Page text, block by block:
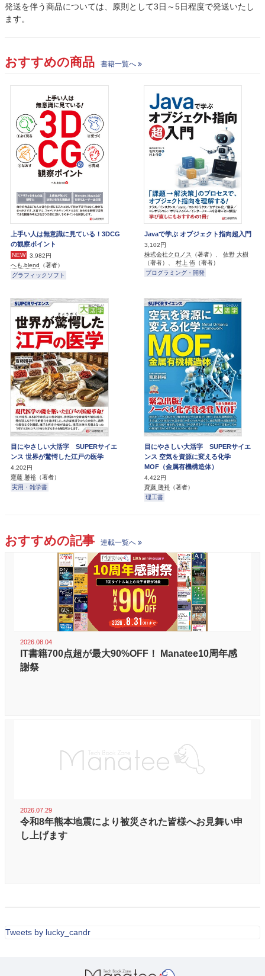
発送を伴う商品については、原則として3日～5日程度で発送いたし
ます。
おすすめの商品 書籍一覧へ
上手い人は無意識に見ている！3DCG
の観察ポイント
NEW
3,982円
へも.blend （著者）
グラフィックソフト
Javaで学ぶ オブジェクト指向超入門
3,102円
株式会社クロノス
（著者）、 佐野 大樹
（著者）、 村上 侑 （著者）
プログラミング・開発
目にやさしい大活字 SUPERサイエ
ンス 世界が驚愕した江戸の医学
4,202円
齋藤 勝裕 （著者）
実用・雑学書
目にやさしい大活字 SUPERサイエ
ンス 空気を資源に変える化学
MOF（金属有機構造体）
4,422円
齋藤 勝裕 （著者）
理工書
おすすめの記事 連載一覧へ
2026.08.04
IT書籍700点超が最大90%OFF！ Manatee10周年感
謝祭
2026.07.29
令和8年熊本地震により被災された皆様へお見舞い申
し上げます
Tweets by lucky_candr